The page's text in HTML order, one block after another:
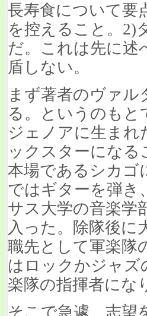
長寿食について要
を控えること。2)
だ。これは先に述
盾しない。
まず著者のヴァル
る。というのもと
ジェノアに生まれ
ックスターになる
本場であるシカゴ
ではギターを弾き
サス大学の音楽学
入った。除隊後に
職先として軍楽隊
はロックかジャ
楽隊の指揮者にな
そこで急遽、志望